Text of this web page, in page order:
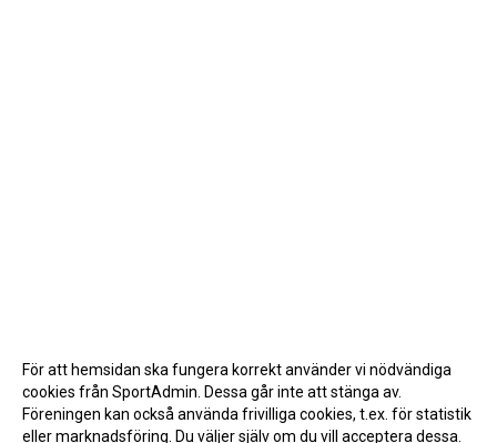
För att hemsidan ska fungera korrekt använder vi nödvändiga
cookies från SportAdmin. Dessa går inte att stänga av.
Föreningen kan också använda frivilliga cookies, t.ex. för statistik
eller marknadsföring. Du väljer själv om du vill acceptera dessa.